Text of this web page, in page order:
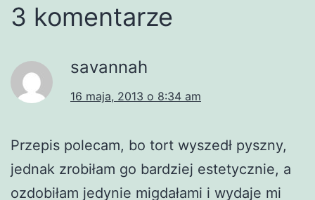
3 komentarze
savannah
16 maja, 2013 o 8:34 am
Przepis polecam, bo tort wyszedł pyszny,
jednak zrobiłam go bardziej estetycznie, a
ozdobiłam jedynie migdałami i wydaje mi